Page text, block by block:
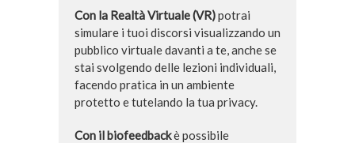
Con la Realtà Virtuale (VR)potrai
simulare i tuoi discorsi visualizzando un
pubblico virtuale davanti a te, anche se
stai svolgendo delle lezioni individuali,
facendo pratica in un ambiente
protetto e tutelando la tua privacy.
Con il biofeedbackè possibile